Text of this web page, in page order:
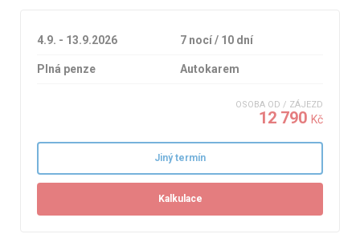
4.9. - 13.9.2026 7 nocí / 10 dní
Plná penze Autokarem
OSOBA OD / ZÁJEZD
12 790 Kč
Jiný termín
Kalkulace